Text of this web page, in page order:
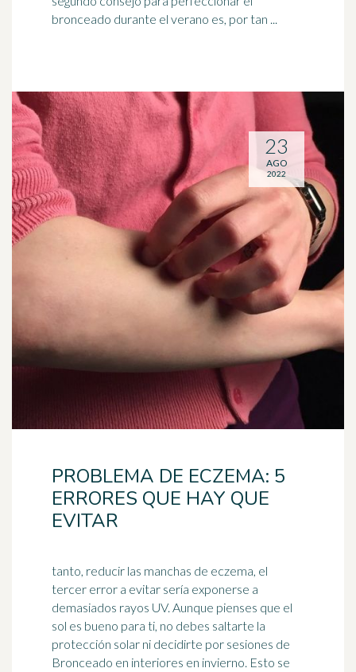
bronceado durante el verano es, por tan ...
PROBLEMA DE ECZEMA: 5
ERRORES QUE HAY QUE
EVITAR
tanto, reducir las manchas de eczema, el
tercer error a evitar sería exponerse a
demasiados rayos UV. Aunque pienses que el
sol es bueno para ti, no debes saltarte la
protección solar ni decidirte por sesiones de
Bronceado en interiores en invierno. Esto se
23
AGO
2022